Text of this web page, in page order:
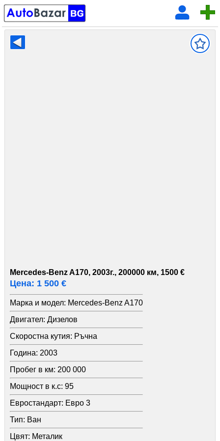
Mercedes-Benz A170, 2003г., 200000 км, 1500 €
Цена: 1 500 €
Марка и модел: Mercedes-Benz A170
Двигател: Дизелов
Скоростна кутия: Ръчна
Година: 2003
Пробег в км: 200 000
Мощност в к.с: 95
Евростандарт: Евро 3
Тип: Ван
Цвят: Металик